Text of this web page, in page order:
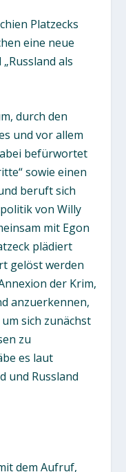
Platzecks
eine neue
als
durch den
und vor allem
befürwortet
sowie einen
beruft sich
von Willy
mit Egon
plädiert
gelöst werden
der Krim,
anzuerkennen,
sich zunächst
zu
es laut
und Russland
dem Aufruf,